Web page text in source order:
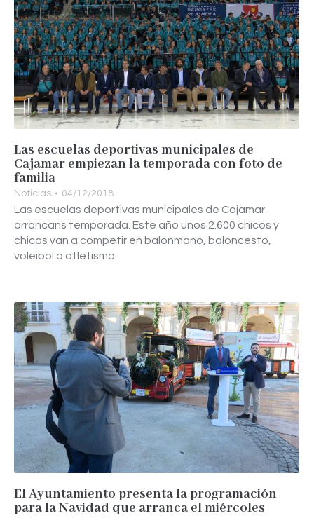
Las escuelas deportivas municipales de
Cajamar empiezan la temporada con foto de
familia
Noticias 04/12/2018
Las escuelas deportivas municipales de Cajamar
arrancans temporada. Este año unos 2.600 chicos y
chicas van a competir en balonmano, baloncesto,
voleibol o atletismo
El Ayuntamiento presenta la programación
para la Navidad que arranca el miércoles